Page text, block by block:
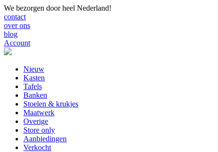
We bezorgen door heel Nederland!
contact
over ons
blog
Account
Nieuw
Kasten
Tafels
Banken
Stoelen & krukjes
Maatwerk
Overige
Store only
Aanbiedingen
Verkocht